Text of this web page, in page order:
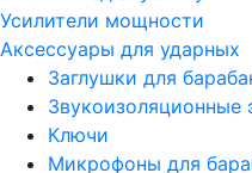
Усилители мощности
Аксессуары для ударных
Заглушки для
Звукоизоляционные
Ключи
Микрофоны для